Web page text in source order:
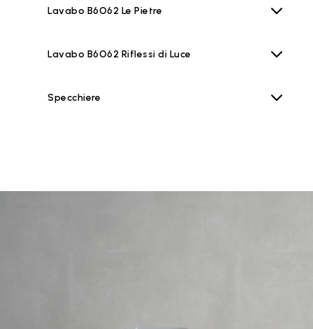
Lavabo B6O62 Le Pietre
Lavabo B6O62 Riflessi di Luce
Specchiere